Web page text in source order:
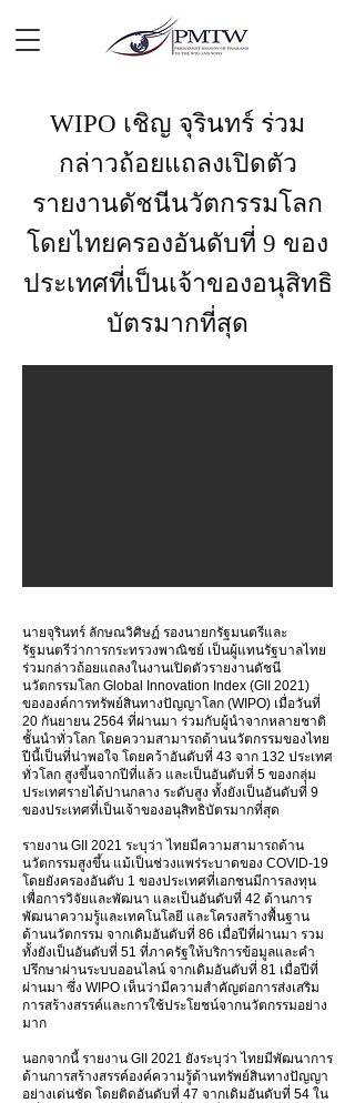
WIPO เชิญ จุรินทร์ ร่วม
กล่าวถ้อยแถลงเปิดตัว
รายงานดัชนีนวัตกรรมโลก
โดยไทยครองอันดับที่ 9 ของ
ประเทศที่เป็นเจ้าของอนุสิทธิ
บัตรมากที่สุด
นายจุรินทร์ ลักษณวิศิษฏ์ รองนายกรัฐมนตรีและ
รัฐมนตรีว่าการกระทรวงพาณิชย์ เป็นผู้แทนรัฐบาลไทย
ร่วมกล่าวถ้อยแถลงในงานเปิดตัวรายงานดัชนี
นวัตกรรมโลก Global Innovation Index (GII 2021)
ขององค์การทรัพย์สินทางปัญญาโลก (WIPO) เมื่อวันที่
20 กันยายน 2564 ที่ผ่านมา ร่วมกับผู้นำจากหลายชาติ
ชั้นนำทั่วโลก โดยความสามารถด้านนวัตกรรมของไทย
ปีนี้เป็นที่น่าพอใจ โดยคว้าอันดับที่ 43 จาก 132 ประเทศ
ทั่วโลก สูงขึ้นจากปีที่แล้ว และเป็นอันดับที่ 5 ของกลุ่ม
ประเทศรายได้ปานกลาง ระดับสูง ทั้งยังเป็นอันดับที่ 9
ของประเทศที่เป็นเจ้าของอนุสิทธิบัตรมากที่สุด
รายงาน GII 2021 ระบุว่า ไทยมีความสามารถด้าน
นวัตกรรมสูงขึ้น แม้เป็นช่วงแพร่ระบาดของ COVID-19
โดยยังครองอันดับ 1 ของประเทศที่เอกชนมีการลงทุน
เพื่อการวิจัยและพัฒนา และเป็นอันดับที่ 42 ด้านการ
พัฒนาความรู้และเทคโนโลยี และโครงสร้างพื้นฐาน
ด้านนวัตกรรม จากเดิมอันดับที่ 86 เมื่อปีที่ผ่านมา รวม
ทั้งยังเป็นอันดับที่ 51 ที่ภาครัฐให้บริการข้อมูลและคำ
ปรึกษาผ่านระบบออนไลน์ จากเดิมอันดับที่ 81 เมื่อปีที่
ผ่านมา ซึ่ง WIPO เห็นว่ามีความสำคัญต่อการส่งเสริม
การสร้างสรรค์และการใช้ประโยชน์จากนวัตกรรมอย่าง
มาก
นอกจากนี้ รายงาน GII 2021 ยังระบุว่า ไทยมีพัฒนาการ
ด้านการสร้างสรรค์องค์ความรู้ด้านทรัพย์สินทางปัญญา
อย่างเด่นชัด โดยติดอันดับที่ 47 จากเดิมอันดับที่ 54 ใน